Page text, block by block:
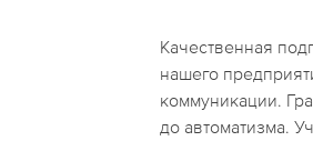
Качественная
нашего
коммуникации.
до автоматизма.